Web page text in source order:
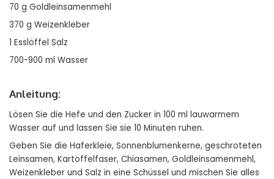
70 g Goldleinsamenmehl
370 g Weizenkleber
1 Esslöffel Salz
700-900 ml Wasser
Anleitung:
Lösen Sie die Hefe und den Zucker in 100 ml lauwarmem
Wasser auf und lassen Sie sie 10 Minuten ruhen.
Geben Sie die Haferkleie, Sonnenblumenkerne, geschroteten
Leinsamen, Kartoffelfaser, Chiasamen, Goldleinsamenmehl,
Weizenkleber und Salz in eine Schüssel und mischen Sie alles